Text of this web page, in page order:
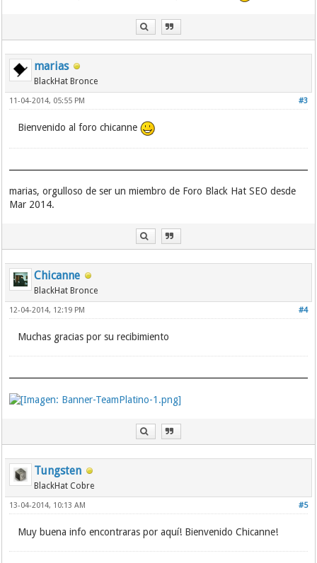
marias
BlackHat Bronce
#3
11-04-2014, 05:55 PM
Bienvenido al foro chicanne
marias, orgulloso de ser un miembro de Foro Black Hat SEO desde
Mar 2014.
Chicanne
BlackHat Bronce
#4
12-04-2014, 12:19 PM
Muchas gracias por su recibimiento
Tungsten
BlackHat Cobre
#5
13-04-2014, 10:13 AM
Muy buena info encontraras por aquí! Bienvenido Chicanne!